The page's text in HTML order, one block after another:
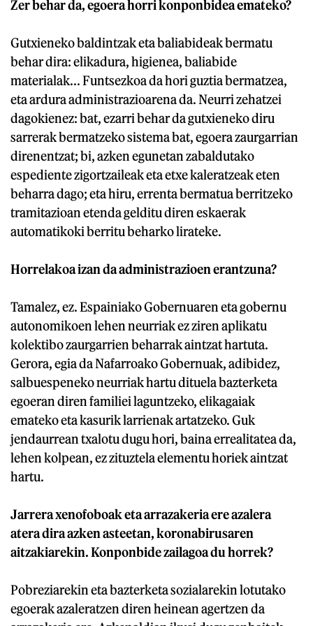
Zer behar da, egoera horri konponbidea emateko?
Gutxieneko baldintzak eta baliabideak bermatu
behar dira: elikadura, higienea, baliabide
materialak... Funtsezkoa da hori guztia bermatzea,
eta ardura administrazioarena da. Neurri zehatzei
dagokienez: bat, ezarri behar da gutxieneko diru
sarrerak bermatzeko sistema bat, egoera zaurgarrian
direnentzat; bi, azken egunetan zabaldutako
espediente zigortzaileak eta etxe kaleratzeak eten
beharra dago; eta hiru, errenta bermatua berritzeko
tramitazioan etenda gelditu diren eskaerak
automatikoki berritu beharko lirateke.
Horrelakoa izan da administrazioen erantzuna?
Tamalez, ez. Espainiako Gobernuaren eta gobernu
autonomikoen lehen neurriak ez ziren aplikatu
kolektibo zaurgarrien beharrak aintzat hartuta.
Gerora, egia da Nafarroako Gobernuak, adibidez,
salbuespeneko neurriak hartu dituela bazterketa
egoeran diren familiei laguntzeko, elikagaiak
emateko eta kasurik larrienak artatzeko. Guk
jendaurrean txalotu dugu hori, baina errealitatea da,
lehen kolpean, ez zituztela elementu horiek aintzat
hartu.
Jarrera xenofoboak eta arrazakeria ere azalera
atera dira azken asteetan, koronabirusaren
aitzakiarekin. Konponbide zailagoa du horrek?
Pobreziarekin eta bazterketa sozialarekin lotutako
egoerak azaleratzen diren heinean agertzen da